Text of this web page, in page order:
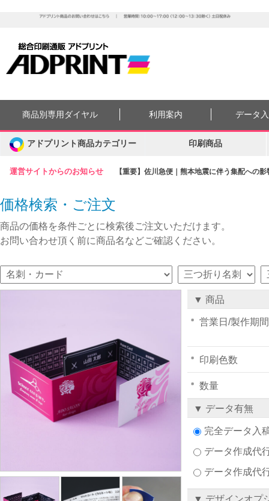
運営サイトからのお知らせ 【重要】佐川急便｜熊本地震に伴う集配への
商品別専用ダイヤル 利用案内 データ
アドプリント商品カテゴリー 印刷商品
価格検索・ご注文
商品の価格を条件ごとに検索後ご注文いただけます。
お問い合わせ頂く前に商品名などご確認ください。
▼ 商品
営業日/製作期間
印刷色数
数量
▼ データ有無
完全データ入
データ作成代
データ作成代
▼ デザインオプ